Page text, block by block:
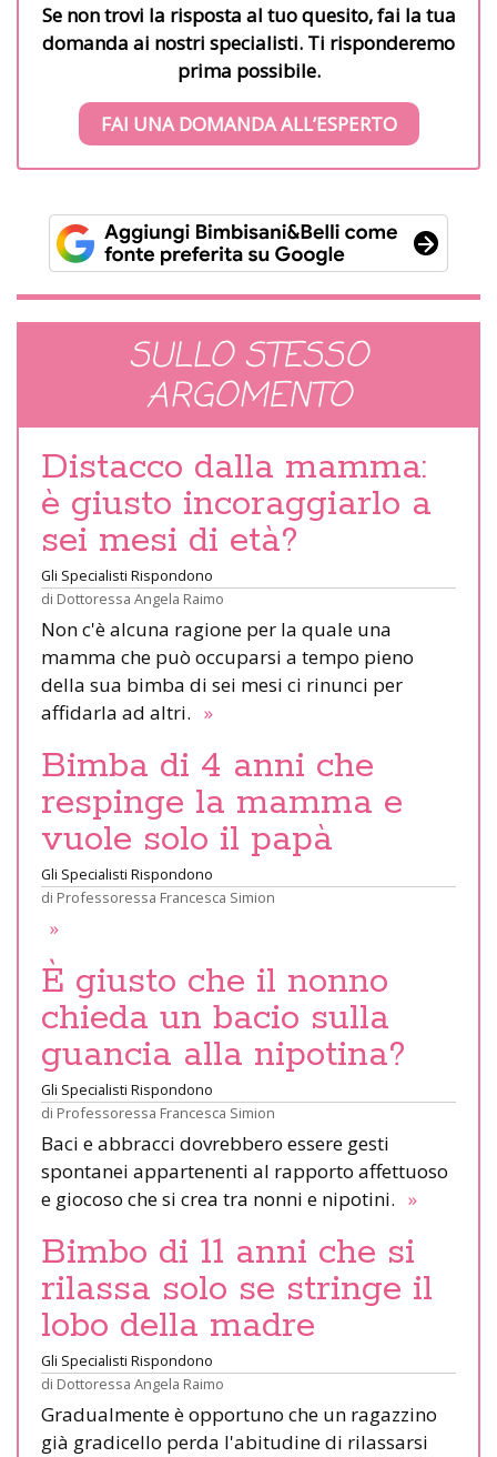
Se non trovi la risposta al tuo quesito, fai la tua
domanda ai nostri specialisti. Ti risponderemo
prima possibile.
FAI UNA DOMANDA ALL’ESPERTO
SULLO STESSO
ARGOMENTO
Distacco dalla mamma:
è giusto incoraggiarlo a
sei mesi di età?
Gli Specialisti Rispondono
di Dottoressa Angela Raimo
Non c'è alcuna ragione per la quale una
mamma che può occuparsi a tempo pieno
della sua bimba di sei mesi ci rinunci per
affidarla ad altri. »
Bimba di 4 anni che
respinge la mamma e
vuole solo il papà
Gli Specialisti Rispondono
di Professoressa Francesca Simion
»
È giusto che il nonno
chieda un bacio sulla
guancia alla nipotina?
Gli Specialisti Rispondono
di Professoressa Francesca Simion
Baci e abbracci dovrebbero essere gesti
spontanei appartenenti al rapporto affettuoso
e giocoso che si crea tra nonni e nipotini. »
Bimbo di 11 anni che si
rilassa solo se stringe il
lobo della madre
Gli Specialisti Rispondono
di Dottoressa Angela Raimo
Gradualmente è opportuno che un ragazzino
già gradicello perda l'abitudine di rilassarsi